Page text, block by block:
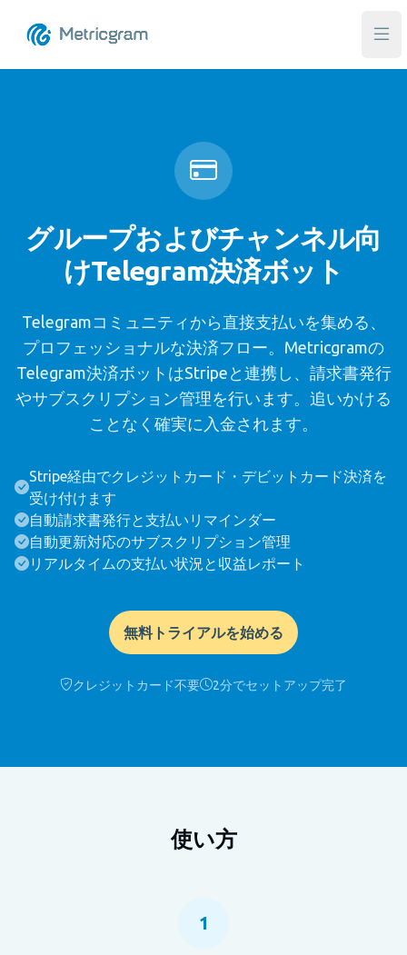
メ
グループおよびチャンネル向
けTelegram決済ボット
Telegramコミュニティから直接支払いを集める、
プロフェッショナルな決済フロー。Metricgramの
Telegram決済ボットはStripeと連携し、請求書発行
やサブスクリプション管理を行います。追いかける
ことなく確実に入金されます。
Stripe経由でクレジットカード・デビットカード決済を
受け付けます
自動請求書発行と支払いリマインダー
自動更新対応のサブスクリプション管理
リアルタイムの支払い状況と収益レポート
無料トライアルを始める
クレジットカード不要 2分でセットアップ完了
使い方
1